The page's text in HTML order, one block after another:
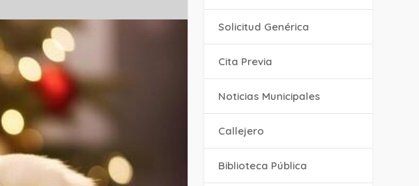
Solicitud Genérica
Cita Previa
‎Noticias Municipales
Callejero
Biblioteca Pública